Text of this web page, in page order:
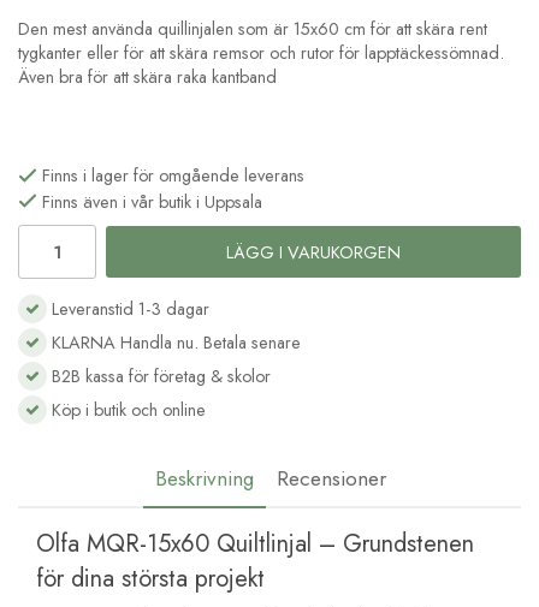
Den mest använda quillinjalen som är 15x60 cm för att skära rent
tygkanter eller för att skära remsor och rutor för lapptäckessömnad.
Även bra för att skära raka kantband
Finns i lager för omgående leverans
Finns även i vår butik i Uppsala
LÄGG I VARUKORGEN
Leveranstid 1-3 dagar
KLARNA Handla nu. Betala senare
B2B kassa för företag & skolor
Köp i butik och online
Beskrivning Recensioner
Olfa MQR-15x60 Quiltlinjal – Grundstenen
för dina största projekt